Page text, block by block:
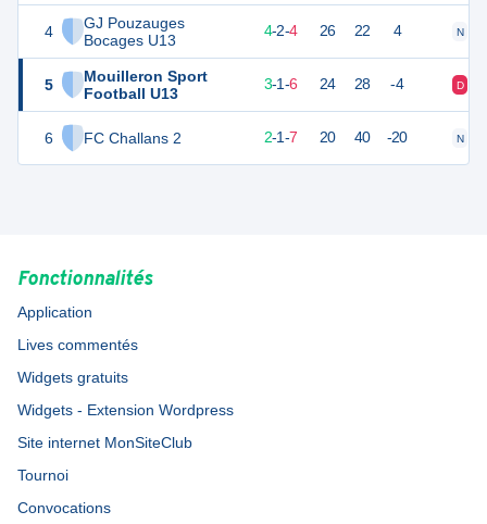
4
GJ Pouzauges
Bocages U13
5
Mouilleron Sport
Football U13
6 FC Challans 2
4-2-4 26 22 4 N
10 3-1-6 24 28 -4 D
2-1-7 20 40 -20 N
Fonctionnalités
Application
Lives commentés
Widgets gratuits
Widgets - Extension Wordpress
Site internet MonSiteClub
Tournoi
Convocations